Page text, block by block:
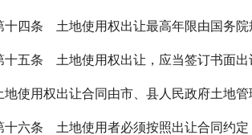
十四条 土地使用权出让最高年限由国务院
十五条 土地使用权出让，应当签订书面出
地使用权出让合同由市、县人民政府土地
十六条 土地使用者必须按照出让合同约定